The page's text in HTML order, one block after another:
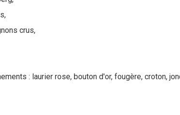
crus,
: laurier rose, bouton d'or, fougère, croton,